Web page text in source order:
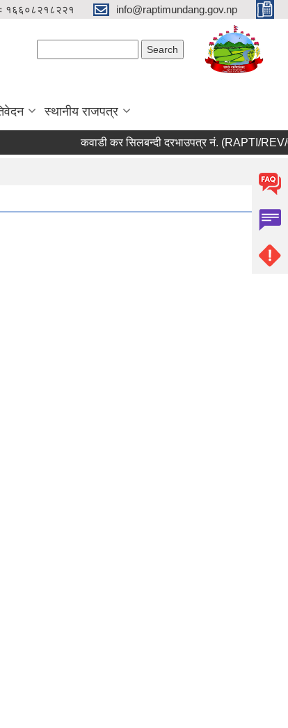
१६६०८२१८२२१ info@raptimundang.gov.np
स्थानीय राजपत्र
कवाडी कर सिलबन्दी दरभाउपत्र नं. (RAPTI/REV/